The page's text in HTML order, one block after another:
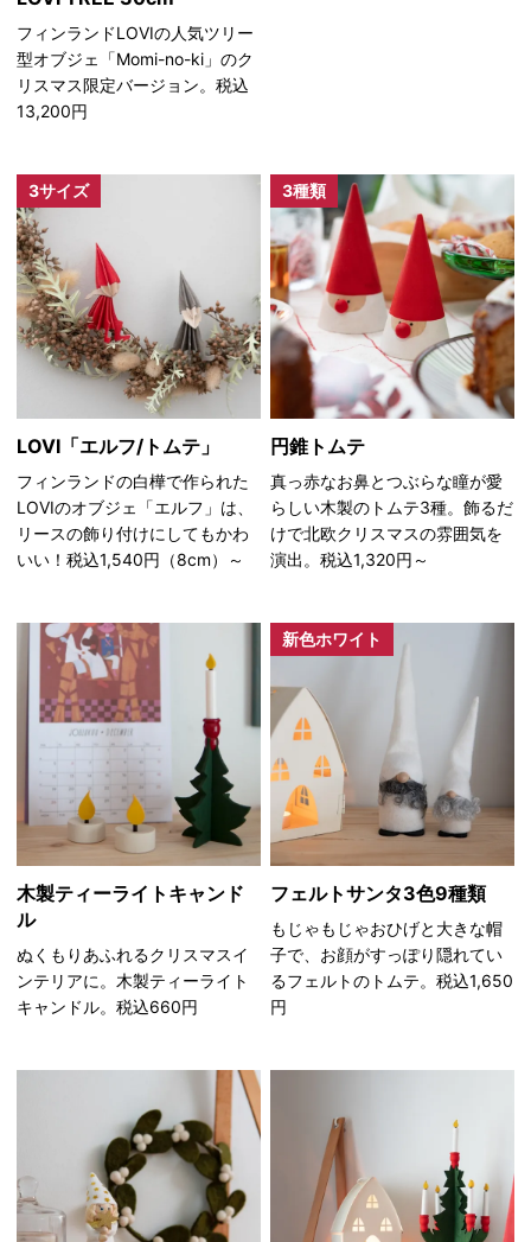
フィンランドLOVIの人気ツリー
型オブジェ「Momi-no-ki」のク
リスマス限定バージョン。税込
13,200円
LOVI「エルフ/トムテ」
3サイズ
フィンランドの白樺で作られた
LOVIのオブジェ「エルフ」は、
リースの飾り付けにしてもかわ
いい！税込1,540円（8cm）～
円錐トムテ
3種類
真っ赤なお鼻とつぶらな瞳が愛
らしい木製のトムテ3種。飾るだ
けで北欧クリスマスの雰囲気を
演出。税込1,320円～
木製ティーライトキャンド
ル
ぬくもりあふれるクリスマスイ
ンテリアに。木製ティーライト
キャンドル。税込660円
フェルトサンタ3色9種類
新色ホワイト
もじゃもじゃおひげと大きな帽
子で、お顔がすっぽり隠れてい
るフェルトのトムテ。税込1,650
円